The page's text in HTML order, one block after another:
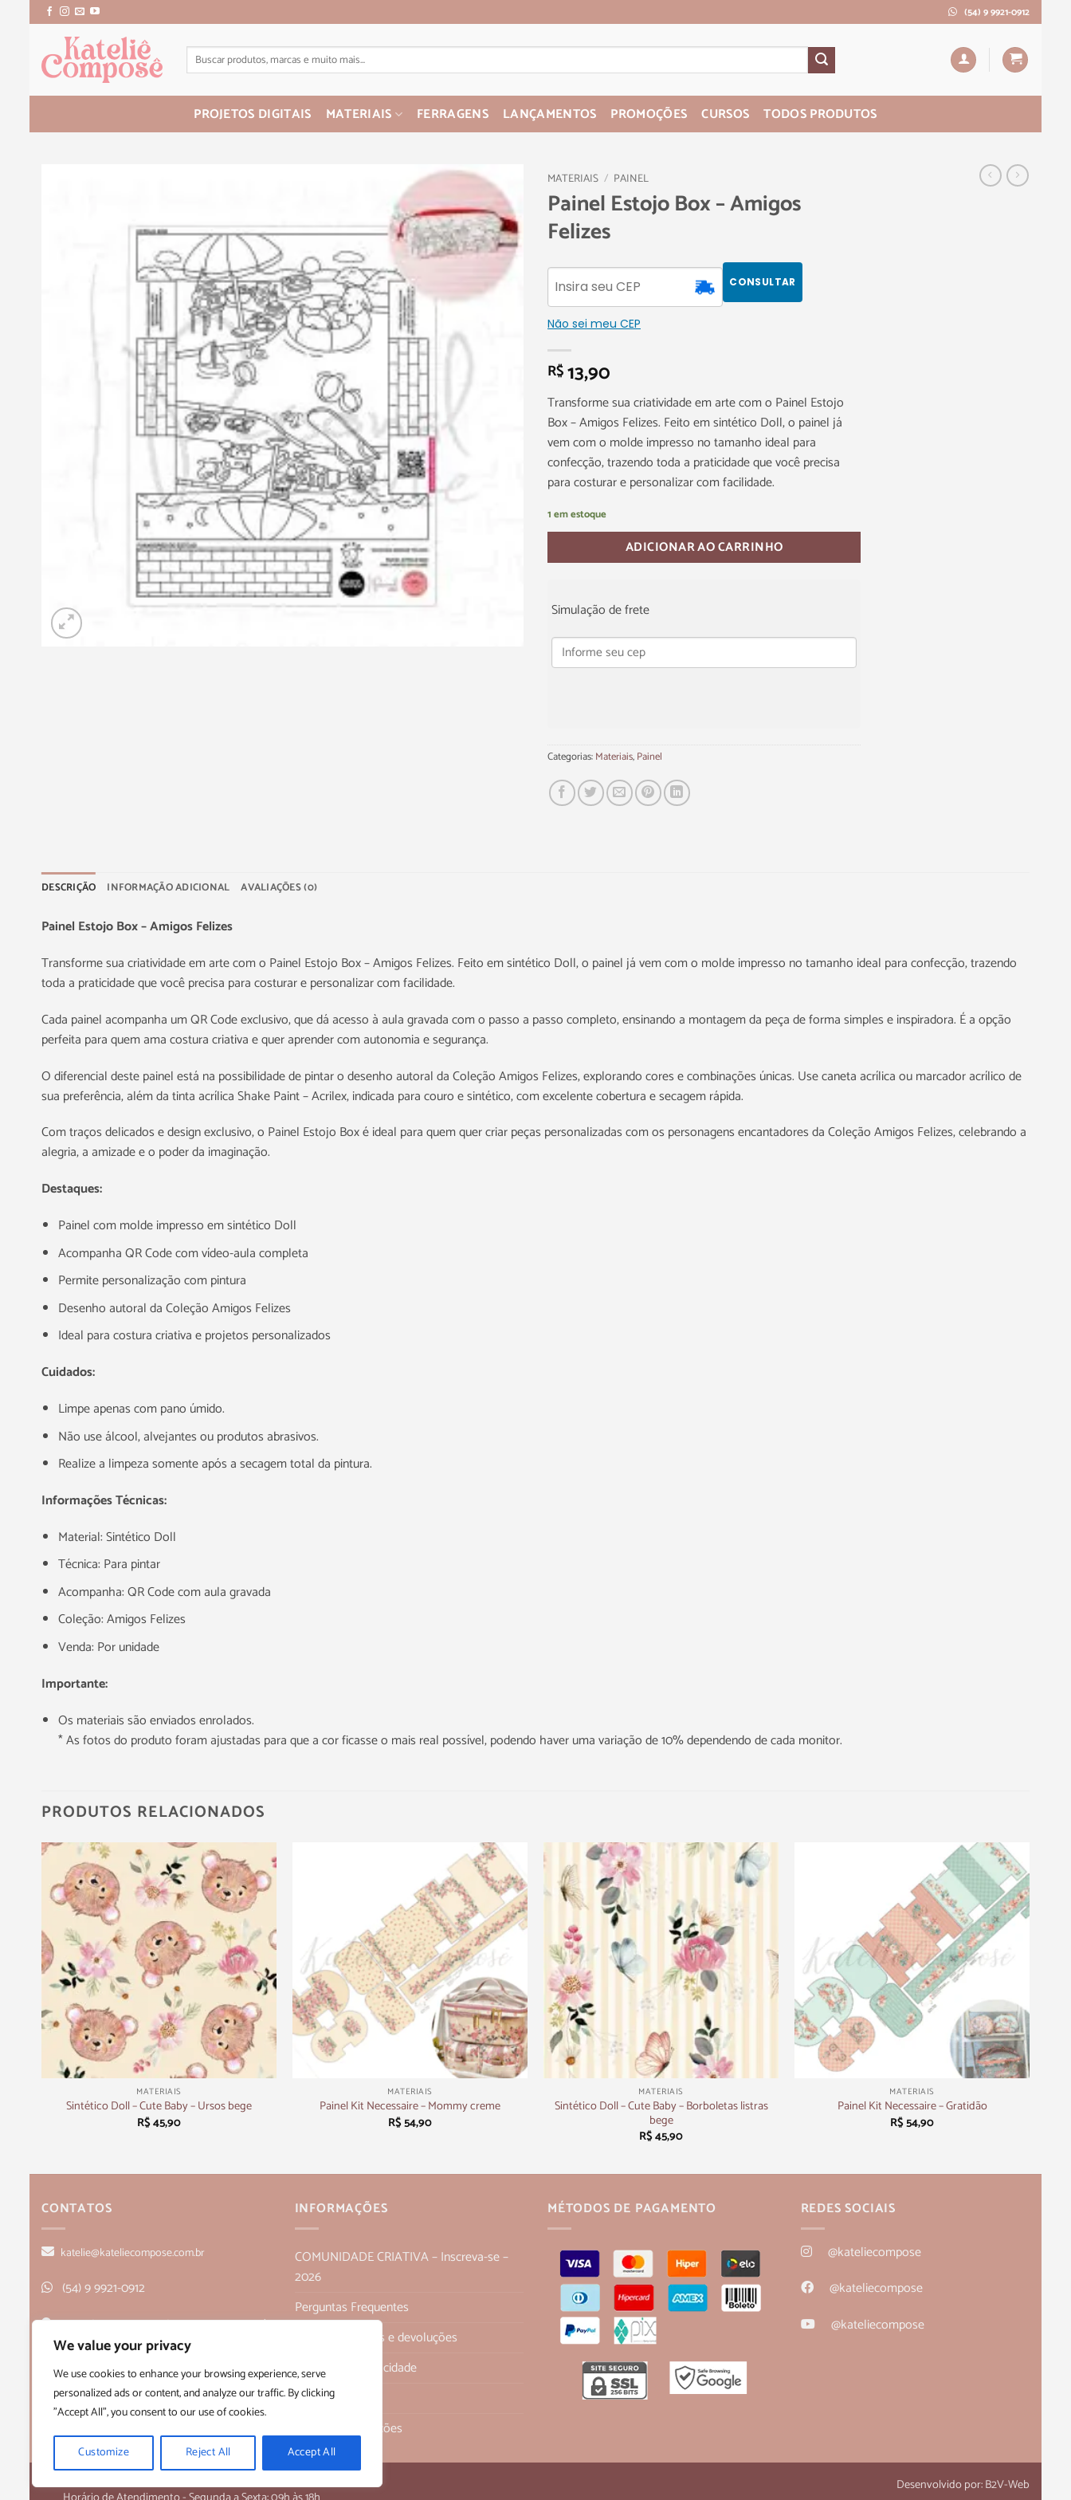
We value your privacy
We use cookies to enhance your browsing experience, serve
personalized ads or content, and analyze our traffic. By clicking
"Accept All", you consent to our use of cookies.
Customize Reject All Accept All
(54) 9 9921-0912
PROJETOS DIGITAIS MATERIAIS FERRAGENS LANÇAMENTOS PROMOÇÕES CURSOS TODOS PRODUTOS
MATERIAIS / PAINEL
Painel Estojo Box – Amigos
Felizes
CONSULTAR
Não sei meu CEP
R$13,90
Transforme sua criatividade em arte com o Painel Estojo
Box – Amigos Felizes. Feito em sintético Doll, o painel já
vem com o molde impresso no tamanho ideal para
confecção, trazendo toda a praticidade que você precisa
para costurar e personalizar com facilidade.
1 em estoque
ADICIONAR AO CARRINHO
Simulação de frete
Categorias:Materiais,Painel
DESCRIÇÃO INFORMAÇÃO ADICIONAL AVALIAÇÕES (0)
Painel Estojo Box – Amigos Felizes
Transforme sua criatividade em arte com o Painel Estojo Box – Amigos Felizes. Feito em sintético Doll, o painel já vem com o molde impresso no tamanho ideal para confecção, trazendo
toda a praticidade que você precisa para costurar e personalizar com facilidade.
Cada painel acompanha um QR Code exclusivo, que dá acesso à aula gravada com o passo a passo completo, ensinando a montagem da peça de forma simples e inspiradora. É a opção
perfeita para quem ama costura criativa e quer aprender com autonomia e segurança.
O diferencial deste painel está na possibilidade de pintar o desenho autoral da Coleção Amigos Felizes, explorando cores e combinações únicas. Use caneta acrílica ou marcador acrílico de
sua preferência, além da tinta acrílica Shake Paint – Acrilex, indicada para couro e sintético, com excelente cobertura e secagem rápida.
Com traços delicados e design exclusivo, o Painel Estojo Box é ideal para quem quer criar peças personalizadas com os personagens encantadores da Coleção Amigos Felizes, celebrando a
alegria, a amizade e o poder da imaginação.
Destaques:
Painel com molde impresso em sintético Doll
Acompanha QR Code com vídeo-aula completa
Permite personalização com pintura
Desenho autoral da Coleção Amigos Felizes
Ideal para costura criativa e projetos personalizados
Cuidados:
Limpe apenas com pano úmido.
Não use álcool, alvejantes ou produtos abrasivos.
Realize a limpeza somente após a secagem total da pintura.
Informações Técnicas:
Material: Sintético Doll
Técnica: Para pintar
Acompanha: QR Code com aula gravada
Coleção: Amigos Felizes
Venda: Por unidade
Importante:
Os materiais são enviados enrolados.
* As fotos do produto foram ajustadas para que a cor ficasse o mais real possível, podendo haver uma variação de 10% dependendo de cada monitor.
PRODUTOS RELACIONADOS
+
MATERIAIS
Sintético Doll – Cute Baby – Ursos bege
R$45,90
MATERIAIS
Painel Kit Necessaire – Mommy creme
R$54,90
+
MATERIAIS
Sintético Doll – Cute Baby – Borboletas listras
bege
R$45,90
MATERIAIS
Painel Kit Necessaire – Gratidão
R$54,90
CONTATOS
katelie@kateliecompose.com.br
(54) 9 9921-0912
Rua Alagoas, 166, sala 1, Bairro Humaitá
- Bento Gonçalves, RS CEP 95705-026
INFORMAÇÕES
COMUNIDADE CRIATIVA – Inscreva-se –
2026
Perguntas Frequentes
Política de trocas e devoluções
Políticas de Privacidade
Quem Somos
Termos e Condições
MÉTODOS DE PAGAMENTO REDES SOCIAIS
@kateliecompose
@kateliecompose
@kateliecompose
Desenvolvido por:B2V-Web